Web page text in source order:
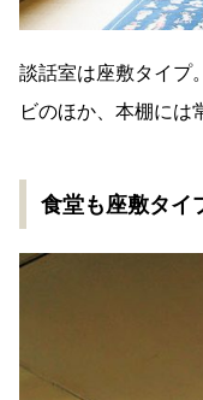
談話室は座敷タイプ
ビのほか、本棚には
食堂も座敷タイ